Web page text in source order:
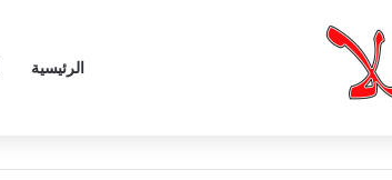
الرئيسية